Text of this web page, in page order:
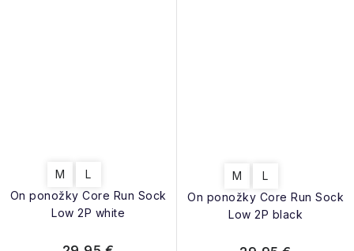
On ponožky Core Run Sock
Low 2P white
M L
On ponožky Core Run Sock
Low 2P black
M L